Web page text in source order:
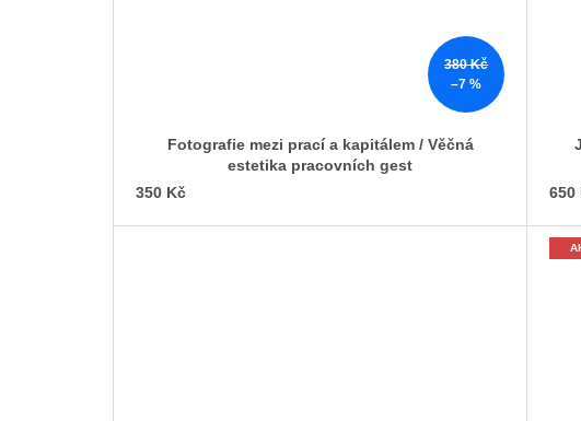
380 Kč
–7 %
Fotografie mezi prací a kapitálem / Věčná
estetika pracovních gest
350 Kč
650